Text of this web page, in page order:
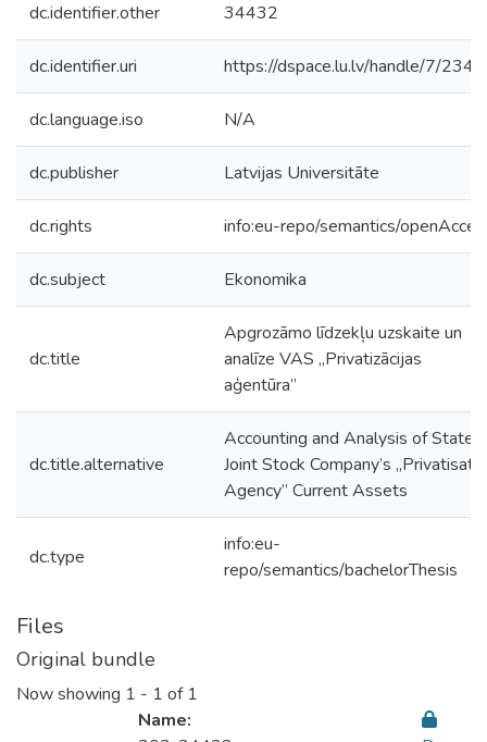
dc.identifier.other 34432
dc.identifier.uri https://dspace.lu.lv/handle/7/
dc.language.iso N/A
dc.publisher Latvijas Universitāte
dc.rights info:eu-repo/semantics/
dc.subject Ekonomika
dc.title
Apgrozāmo līdzekļu uzskaite un
analīze VAS „Privatizācijas
aģentūra”
dc.title.alternative
Accounting and Analysis of State
Joint Stock Company’s
Agency” Current Assets
dc.type
info:eu-
repo/semantics/bachelorThesis
Files
Original bundle
Now showing 1 - 1 of 1
Name: